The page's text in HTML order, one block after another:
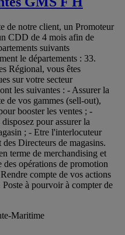
de notre client, un Promoteur
CDD de 4 mois afin de
suivants
le départements : 33.
Régional, vous êtes
sur votre secteur
les suivantes : - Assurer la
de vos gammes (sell-out),
booster les ventes ; -
pour assurer la
; - Etre l'interlocuteur
Directeurs de magasins.
terme de merchandising et
des opérations de promotion
compte de vos actions
à pourvoir à compter de
Maritime